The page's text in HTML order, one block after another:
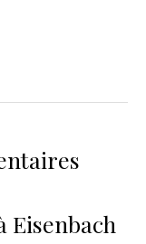
Eisenbach